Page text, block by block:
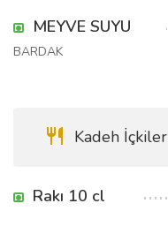
MEYVE SUYU
BARDAK
Kadeh İçkiler
Rakı 10 cl